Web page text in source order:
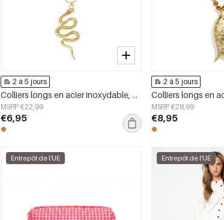
2 à 5 jours
Colliers longs en acier inoxydable, motif serpent, collection Daily Simple, bijoux pour femmes
MSRP €22,99
€6,95
2 à 5 jours
MSRP €28,99
€8,95
Entrepôt de l'UE Entrepôt de l'UE